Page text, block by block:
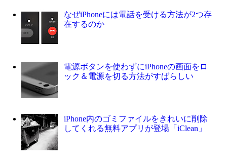
なぜiPhoneには電話を受ける方法が2つ存
在するのか
電源ボタンを使わずにiPhoneの画面をロ
ック＆電源を切る方法がすばらしい
iPhone内のゴミファイルをきれいに削除
してくれる無料アプリが登場「iClean」